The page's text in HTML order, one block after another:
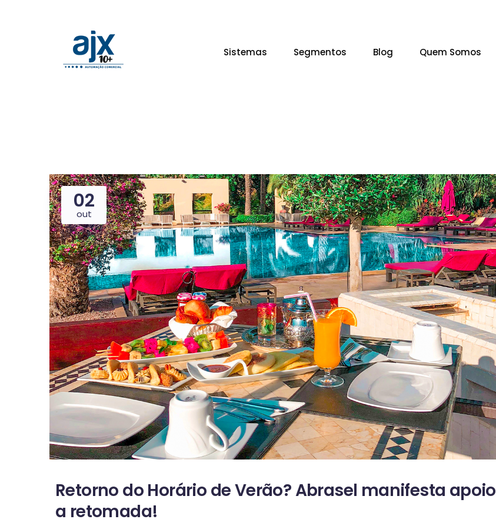
Sistemas Segmentos Blog Quem Somos
02
out
Retorno do Horário de Verão? Abrasel manifesta apoio
a retomada!